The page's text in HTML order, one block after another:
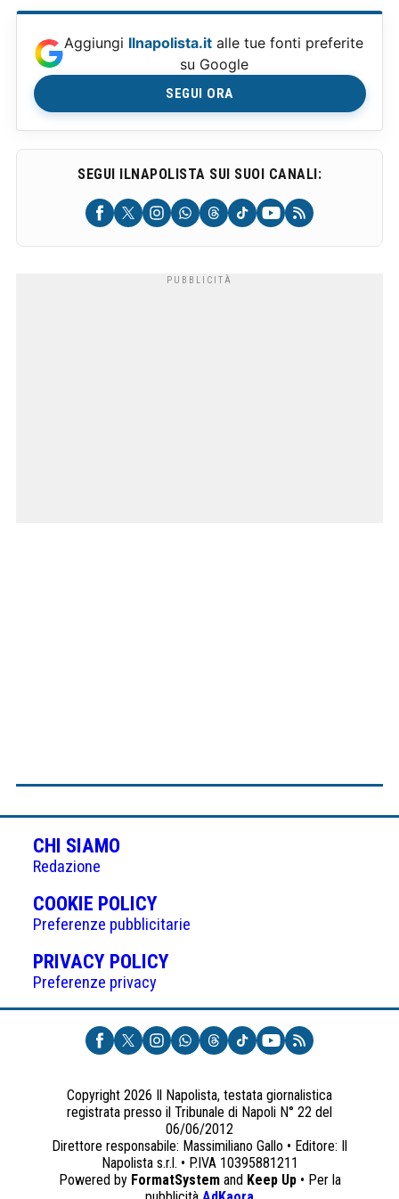
Aggiungi Ilnapolista.it alle tue fonti preferite
su Google
SEGUI ORA
SEGUI ILNAPOLISTA SUI SUOI CANALI:
CHI SIAMO
Redazione
COOKIE POLICY(APRE
IN
UNA
NUOVA
Preferenze pubblicitarie
PRIVACY POLICY(APRE
UNA
NUOVA
SCHEDA)
Preferenze privacy
Copyright 2026 Il Napolista, testata giornalistica
registrata presso il Tribunale di Napoli N° 22 del
06/06/2012
Direttore responsabile: Massimiliano Gallo • Editore: Il
Napolista s.r.l. • P.IVA 10395881211
Powered by FormatSystemand Keep Up• Per la